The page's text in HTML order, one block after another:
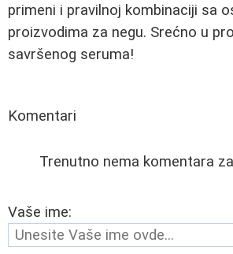
primeni i pravilnoj kombinaciji sa
proizvodima za negu. Srećno u
savršenog seruma!
Komentari
Trenutno nema komentara
Vaše ime: